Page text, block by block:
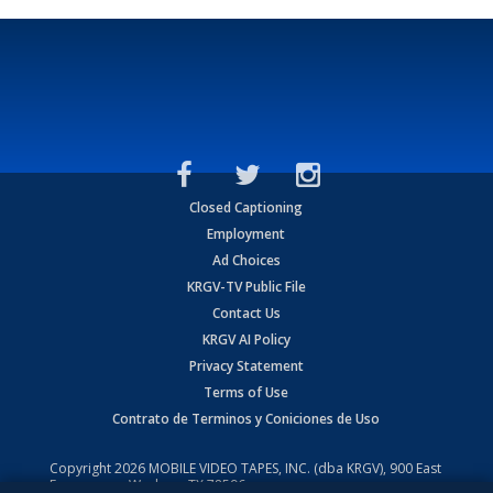
Closed Captioning
Employment
Ad Choices
KRGV-TV Public File
Contact Us
KRGV AI Policy
Privacy Statement
Terms of Use
Contrato de Terminos y Coniciones de Uso
Copyright2026 MOBILE VIDEO TAPES, INC. (dba KRGV), 900 East
Expressway, Weslaco, TX 78596.